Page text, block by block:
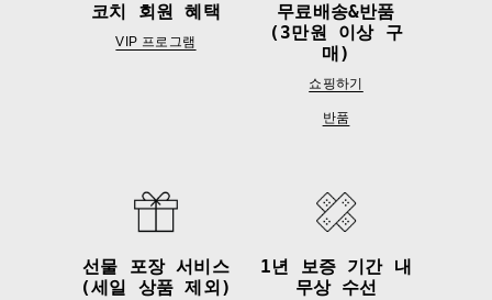
코치 회원 혜택
VIP 프로그램
무료배송&반품
(3만원 이상 구
매)
쇼핑하기
반품
선물 포장 서비스
(세일 상품 제외)
1년 보증 기간 내
무상 수선